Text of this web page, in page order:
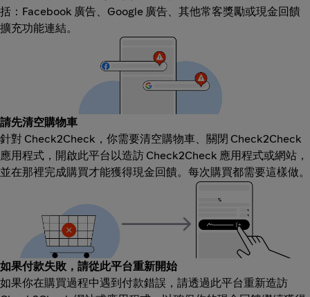
括：Facebook 廣告、Google 廣告、其他常客獎勵或現金回饋
擴充功能連結。
請先清空購物車
針對 Check2Check，你需要清空購物車、關閉 Check2Check
應用程式，開啟此平台以造訪 Check2Check 應用程式或網站，
並在那裡完成購買才能獲得現金回饋。每次購買都需要這樣做。
如果付款失敗，請從此平台重新開始
如果你在購買過程中遇到付款錯誤，請透過此平台重新造訪